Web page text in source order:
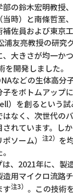
の鈴木宏明教授
時）と南條哲至
補佐員および東京
浦友亮教授の研究
、大きさが均一か
を開発しました。
などの生体高分
をボトムアップ
）を創るという試
なく、次世代の
れています。し
ソーム） 注2） を
、2021年に、製
用マイクロ流路
す注3） 。この技術